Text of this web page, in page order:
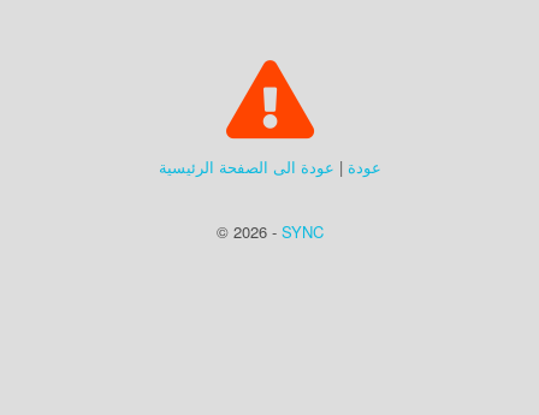
عودة | عودة الى الصفحة الرئيسية
© 2026 - SYNC